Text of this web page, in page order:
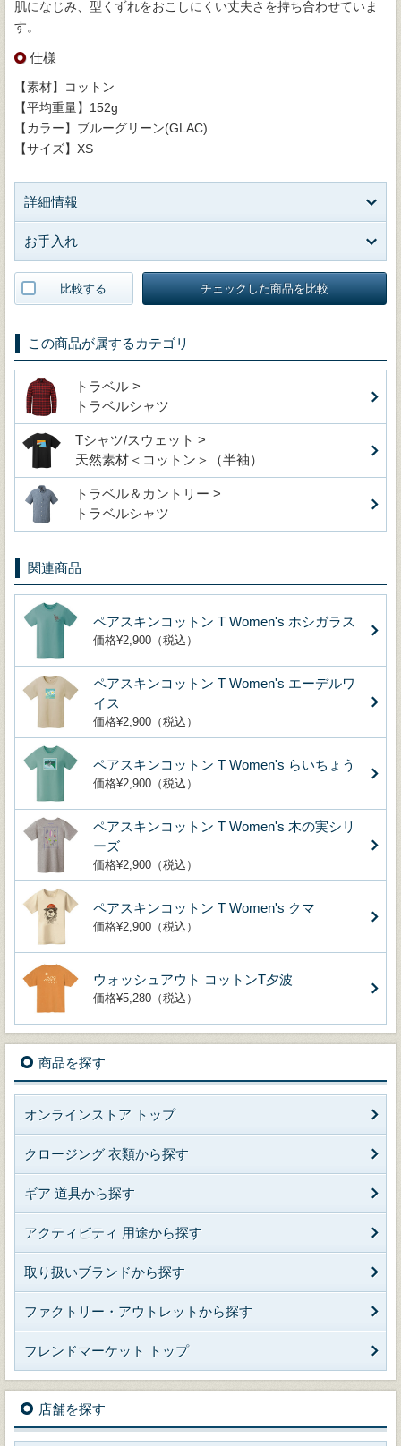
肌になじみ、型くずれをおこしにくい丈夫さを持ち合わせていま
す。
仕様
【素材】コットン
【平均重量】152g
【カラー】ブルーグリーン(GLAC)
【サイズ】XS
詳細情報
お手入れ
比較する チェックした商品を比較
この商品が属するカテゴリ
トラベル >
トラベルシャツ
Tシャツ/スウェット >
天然素材＜コットン＞（半袖）
トラベル＆カントリー >
トラベルシャツ
関連商品
ペアスキンコットン T Women's ホシガラス
価格¥2,900（税込）
ペアスキンコットン T Women's エーデルワ
イス
価格¥2,900（税込）
ペアスキンコットン T Women's らいちょう
価格¥2,900（税込）
ペアスキンコットン T Women's 木の実シリ
ーズ
価格¥2,900（税込）
ペアスキンコットン T Women's クマ
価格¥2,900（税込）
ウォッシュアウト コットンT夕波
価格¥5,280（税込）
商品を探す
オンラインストア トップ
クロージング 衣類から探す
ギア 道具から探す
アクティビティ 用途から探す
取り扱いブランドから探す
ファクトリー・アウトレットから探す
フレンドマーケット トップ
店舗を探す